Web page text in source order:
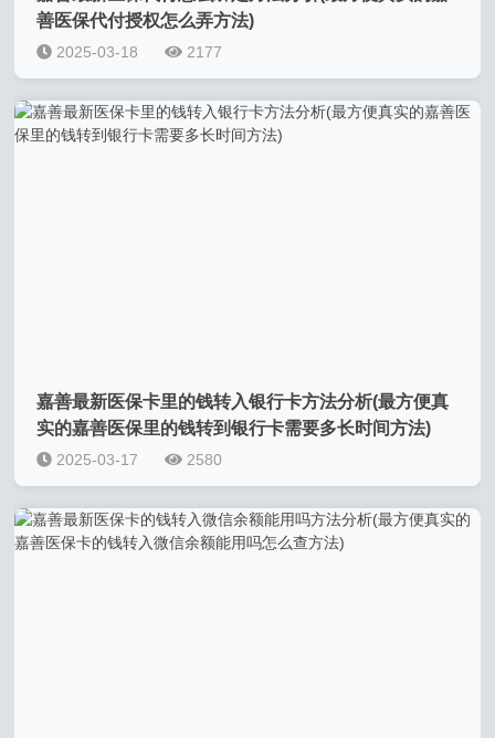
善医保代付授权怎么弄方法)
2025-03-18 2177
嘉善最新医保卡里的钱转入银行卡方法分析(最方便真
实的嘉善医保里的钱转到银行卡需要多长时间方法)
2025-03-17 2580